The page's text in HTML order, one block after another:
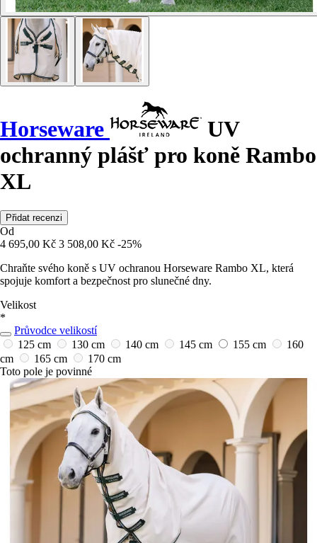
Horseware
UV
ochranný plášť pro koně Rambo
XL
Přidat recenzi
Od
4 695,00 Kč 3 508,00 Kč -25%
Chraňte svého koně s UV ochranou Horseware Rambo XL, která
spojuje komfort a bezpečnost pro slunečné dny.
Velikost
*
Průvodce velikostí
125 cm
130 cm 140 cm 145 cm 155 cm
160
cm
165 cm
170 cm
Toto pole je povinné